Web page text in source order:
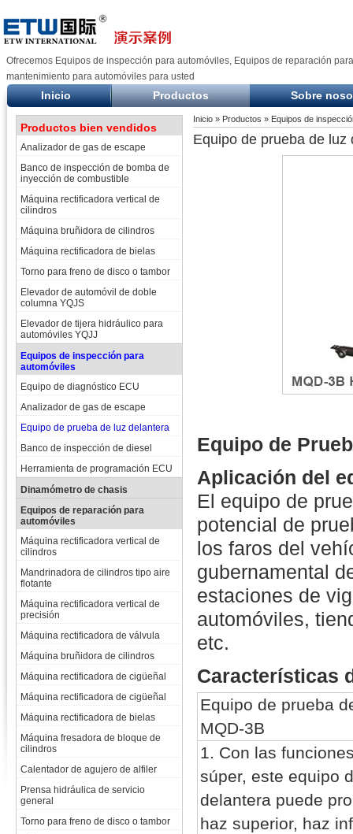
Ofrecemos Equipos de inspección para automóviles, Equipos de reparación
mantenimiento para automóviles para usted
Inicio Productos Sobre
Productos bien vendidos
Analizador de gas de escape
Banco de inspección de bomba de
inyección de combustible
Máquina rectificadora vertical de
cilindros
Máquina bruñidora de cilindros
Máquina rectificadora de bielas
Torno para freno de disco o tambor
Elevador de automóvil de doble
columna YQJS
Elevador de tijera hidráulico para
automóviles YQJJ
Equipos de inspección para
automóviles
Equipo de diagnóstico ECU
Analizador de gas de escape
Equipo de prueba de luz delantera
Banco de inspección de diesel
Herramienta de programación ECU
Dinamómetro de chasis
Equipos de reparación para
automóviles
Máquina rectificadora vertical de
cilindros
Mandrinadora de cilindros tipo aire
flotante
Máquina rectificadora vertical de
precisión
Máquina rectificadora de válvula
Máquina bruñidora de cilindros
Máquina rectificadora de cigüeñal
Máquina rectificadora de cigüeñal
Máquina rectificadora de bielas
Máquina fresadora de bloque de
cilindros
Calentador de agujero de alfiler
Prensa hidráulica de servicio
general
Torno para freno de disco o tambor
Inicio » Productos » Equipos de
Equipo de prueba de luz
Equipo de
Aplicación del
El equipo de
potencial de
los faros del
gubernamental
estaciones de
automóviles,
etc.
Características
Equipo de prueba
MQD-3B
1. Con las
súper, este equipo
delantera puede
haz superior, haz